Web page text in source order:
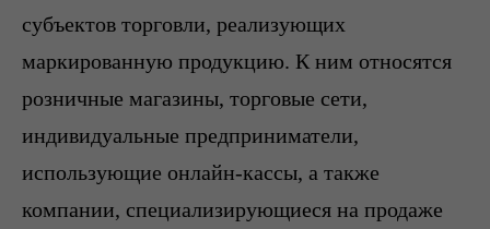
субъектов торговли, реализующих
маркированную продукцию. К ним относятся
розничные магазины, торговые сети,
индивидуальные предприниматели,
использующие онлайн-кассы, а также
компании, специализирующиеся на продаже